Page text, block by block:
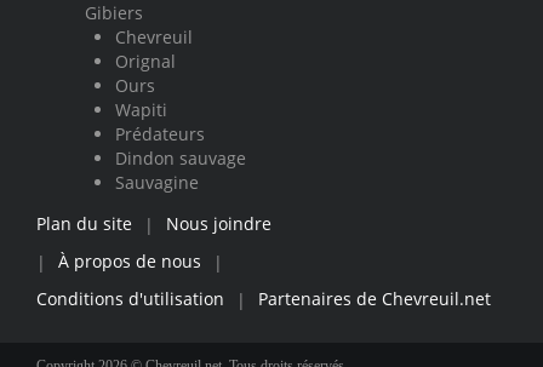
Gibiers
Chevreuil
Orignal
Ours
Wapiti
Prédateurs
Dindon sauvage
Sauvagine
Plan du site
|
Nous joindre
|
À propos de nous
|
Conditions d'utilisation
| Partenaires de Chevreuil.net